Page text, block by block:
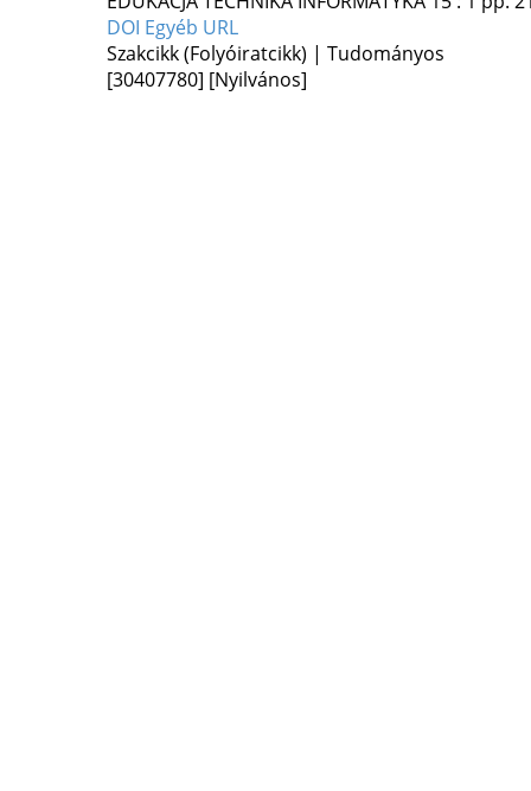
DOI Egyéb URL
Szakcikk (Folyóiratcikk) | Tudományos
[30407780] [Nyilvános]